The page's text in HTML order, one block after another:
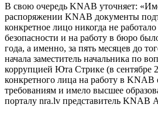
В свою очередь KNAB уточняет:
распоряжении KNAB документы
конкретное лицо никогда не
безопасности и на работу в бюро
года, а именно, за пять месяцев до
начала заместитель начальника по
коррупцией Юта Стрике (в сентябре
конкретного лица на работу в KNAB
требованиям и имело высшее
порталу nra.lv представитель KNAB